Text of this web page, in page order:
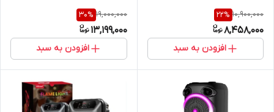
10,900,000
22%
8,458,000
افزودن به سبد
19,000,000
30%
13,199,000
افزودن به سبد